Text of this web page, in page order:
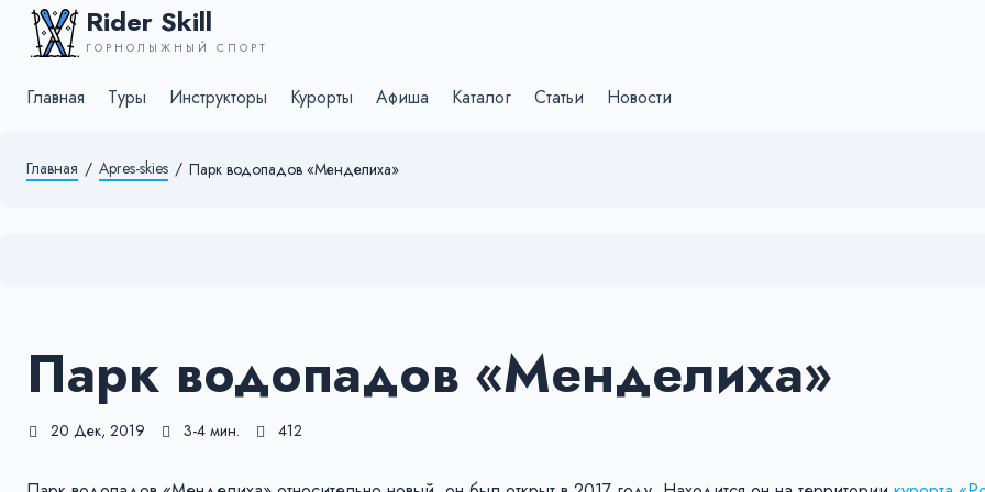
Rider Skill
ГОРНОЛЫЖНЫЙ СПОРТ
Главная Туры Инструкторы Курорты Афиша Каталог Статьи Новости
Главная / Apres-skies / Парк водопадов «Менделиха»
Парк водопадов «Менделиха»
20 Дек, 2019 3-4 мин. 412